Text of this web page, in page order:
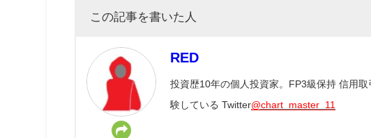
この記事を書いた人
RED
投資歴10年の個人投資家。FP3級保持 信用
験している Twitter@chart_master_11